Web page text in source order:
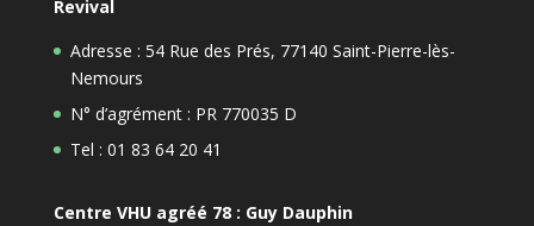
Revival
Adresse : 54 Rue des Prés, 77140 Saint-Pierre-lès-
Nemours
N° d’agrément : PR 770035 D
Tel : 01 83 64 20 41
Centre VHU agréé 78 : Guy Dauphin